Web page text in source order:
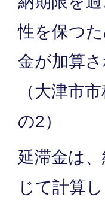
性を保つ
金が加算さ
（大津市
の2）
延滞金は
じて計算し